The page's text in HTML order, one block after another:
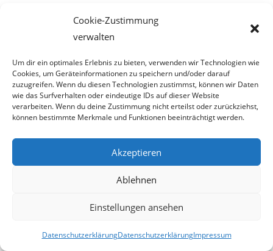
Cookie-Zustimmung
verwalten
Um dir ein optimales Erlebnis zu bieten, verwenden wir Technologien wie
Cookies, um Geräteinformationen zu speichern und/oder darauf
zuzugreifen. Wenn du diesen Technologien zustimmst, können wir Daten
wie das Surfverhalten oder eindeutige IDs auf dieser Website
verarbeiten. Wenn du deine Zustimmung nicht erteilst oder zurückziehst,
können bestimmte Merkmale und Funktionen beeinträchtigt werden.
Akzeptieren
Ablehnen
Einstellungen ansehen
DatenschutzerklärungDatenschutzerklärungImpressum
(Bitte beachten Sie den Einsendeschluss (31.03.2009)
unseres prämierten Ideenwett-
bewerbes im Beitrag„Die Rathausfrau“vom 21.03.2009)
Erstaunliches aktuell: